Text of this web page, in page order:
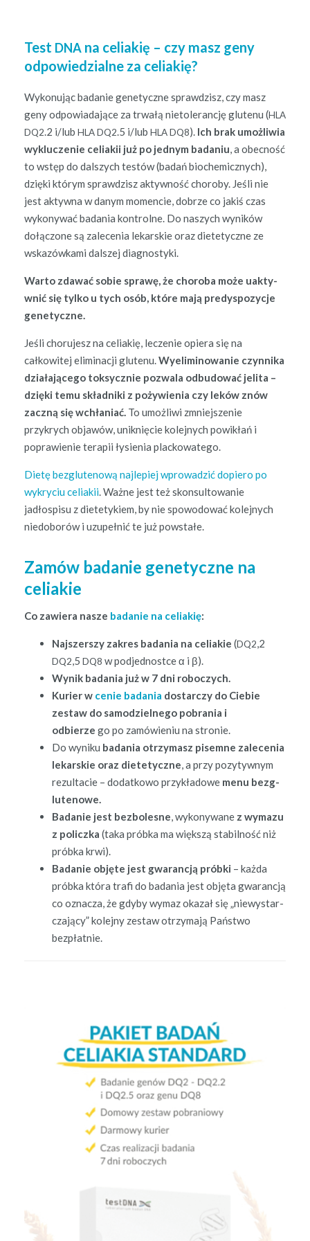
Test DNA na celiakię – czy masz geny
odpowiedzialne za celiakię?
Wykonu­jąc badanie gene­ty­czne sprawdzisz, czy masz
geny odpowiada­jące za trwałą nietol­er­ancję glutenu (HLA
DQ2 .2 i/lub HLADQ2 .5 i/lub HLADQ8). Ich brak umożli­wia
wyk­lucze­nie celi­akii już po jed­nym bada­niu , a obec­ność
to wstęp do dal­szych testów (badań bio­chemicznych),
dzię­ki którym sprawdzisz akty­wność choro­by. Jeśli nie
jest akty­w­na w danym momen­cie, dobrze co jak­iś czas
wykony­wać bada­nia kon­trolne. Do naszych wyników
dołąc­zone są zalece­nia lekarskie oraz diete­ty­czne ze
wskazówka­mi dal­szej diagnostyki.
Warto zdawać sobie sprawę, że choro­ba może uak­ty­
wnić się tylko u tych osób, które mają predys­pozy­c­je
genetyczne.
Jeśli cho­ru­jesz na celi­ak­ię, lecze­nie opiera się na
całkowitej elim­i­nacji glutenu. Wye­lim­i­nowanie czyn­ni­ka
dzi­ała­jącego toksy­cznie pozwala odbu­dować jeli­ta –
dzię­ki temu skład­ni­ki z poży­wienia czy leków znów
zaczną się wchła­ni­ać. To umożli­wi zmniejsze­nie
przykrych objawów, uniknię­cie kole­jnych powikłań i
popraw­ie­nie ter­apii łysienia plackowatego.
Dietę bezg­lutenową najlepiej wprowadz­ić dopiero po
wykryciu celi­akii . Ważne jest też skon­sul­towanie
jadłospisu z diete­tykiem, by nie spowodować kole­jnych
niedoborów i uzu­pełnić te już powstałe.
Zamów badanie genetyczne na
celiakie
Co zaw­iera nasze badanie na celi­ak­ię:
Najsz­er­szy zakres bada­nia na celi­akie (DQ2 ,2
DQ2 ,5 DQ8 w pod­jed­nos­tce α i β).
Wynik bada­nia już w 7 dni roboczych.
Kuri­er w cenie bada­nia dostar­czy do Ciebie
zestaw do samodziel­nego pobra­nia i
odbierze go po zamówie­niu na stronie.
Do wyniku bada­nia otrzy­masz pisemne zalece­nia
lekarskie oraz diete­ty­czne , a przy pozy­ty­wnym
rezulta­cie – dodatkowo przykład­owe menu bezg­
lutenowe.
Badanie jest bezbolesne , wykony­wane z wymazu
z policz­ka (taka prób­ka ma więk­szą sta­bil­ność niż
prób­ka krwi).
Badanie objęte jest gwarancją prób­ki – każ­da
prób­ka która trafi do bada­nia jest obję­ta gwarancją
co oznacza, że gdy­by wymaz okazał się „niewystar­
cza­ją­cy” kole­jny zestaw otrzy­ma­ją Państ­wo
bezpłatnie.